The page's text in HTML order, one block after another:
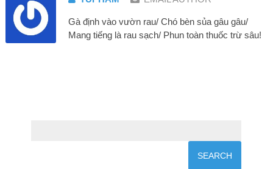
Gà định vào vườn rau/ Chó bèn sủa gâu gâu/
Mang tiếng là rau sạch/ Phun toàn thuốc trừ sâu!